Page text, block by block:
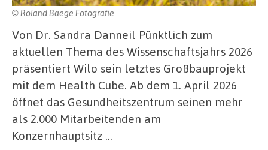
© Roland Baege Fotografie
Von Dr. Sandra Danneil Pünktlich zum
aktuellen Thema des Wissenschaftsjahrs 2026
präsentiert Wilo sein letztes Großbauprojekt
mit dem Health Cube. Ab dem 1. April 2026
öffnet das Gesundheitszentrum seinen mehr
als 2.000 Mitarbeitenden am
Konzernhauptsitz …